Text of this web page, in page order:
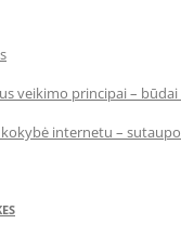
veikimo principai –
internetu –